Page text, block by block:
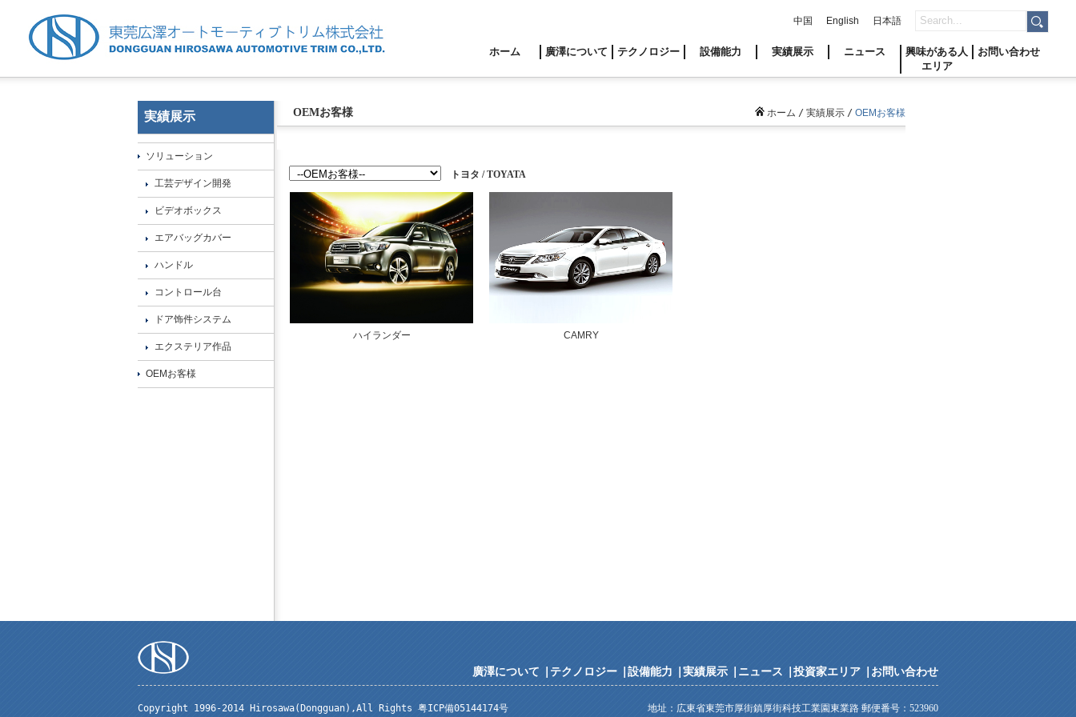
中国 English 日本語
ホーム 廣澤について テクノロジー 設備能力 実績展示 ニュース
興味がある人
エリア
お問い合わせ
実績展示
ソリューション
工芸デザイン開発
ビデオボックス
エアバッグカバー
ハンドル
コントロール台
ドア饰件システム
エクステリア作品
OEMお客様
OEMお客様 ホーム / 実績展示 / OEMお客様
トヨタ / TOYATA
ハイランダー CAMRY
廣澤について テクノロジー 設備能力 実績展示 ニュース 投資家エリア お問い合わせ
Copyright 1996-2014 Hirosawa(Dongguan),All Rights 粤ICP備05144174号 地址：広東省東莞市厚街鎮厚街科技工業園東業路 郵便番号：523960